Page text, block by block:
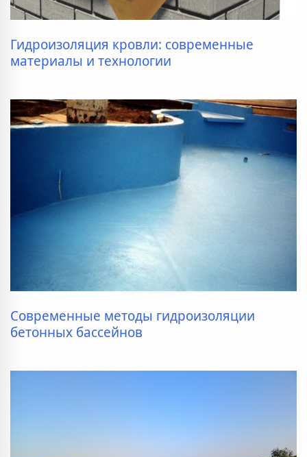
Гидроизоляция кровли: современные
материалы и технологии
Современные методы гидроизоляции
бетонных бассейнов